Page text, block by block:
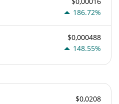
186.72%
$0,000488
148.55%
$0,0208